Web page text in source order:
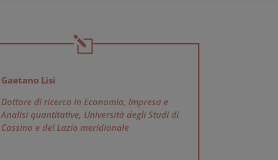
Gaetano Lisi
Dottore di ricerca in Economia, Impresa e
Analisi quantitative, Università degli Studi di
Cassino e del Lazio meridionale